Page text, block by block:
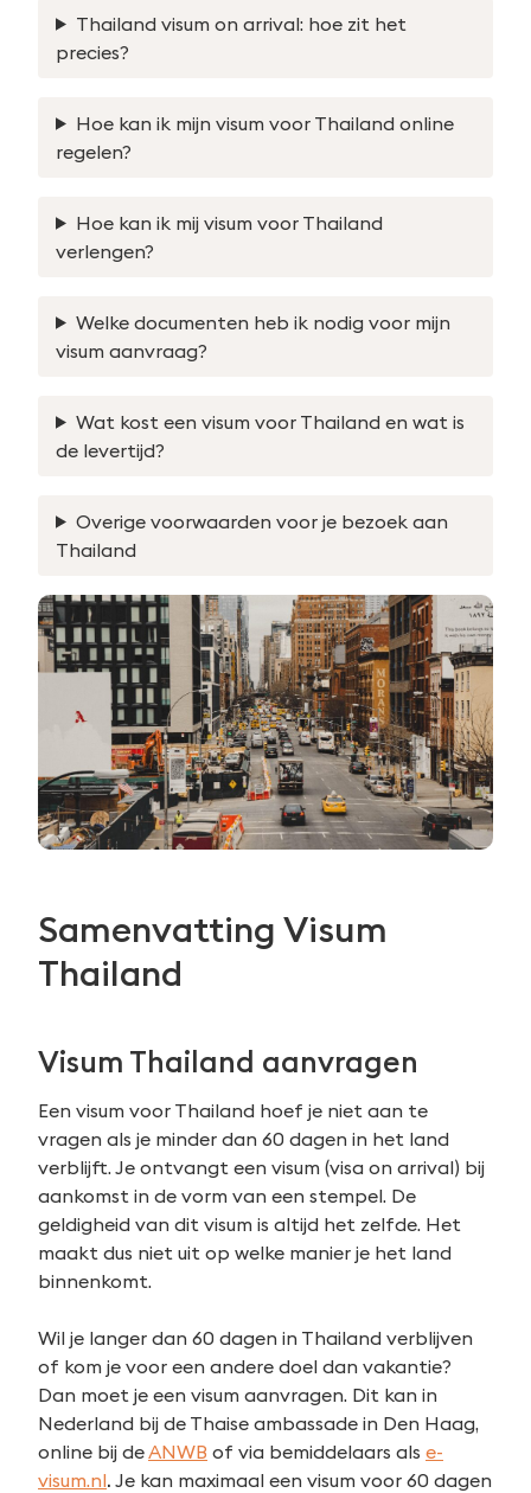
Thailand visum on arrival: hoe zit het
precies?
Hoe kan ik mijn visum voor Thailand online
regelen?
Hoe kan ik mij visum voor Thailand
verlengen?
Welke documenten heb ik nodig voor mijn
visum aanvraag?
Wat kost een visum voor Thailand en wat is
de levertijd?
Overige voorwaarden voor je bezoek aan
Thailand
Samenvatting Visum
Thailand
Visum Thailand aanvragen
Een visum voor Thailand hoef je niet aan te
vragen als je minder dan 60 dagen in het land
verblijft. Je ontvangt een visum (visa on arrival) bij
aankomst in de vorm van een stempel. De
geldigheid van dit visum is altijd het zelfde. Het
maakt dus niet uit op welke manier je het land
binnenkomt.
Wil je langer dan 60 dagen in Thailand verblijven
of kom je voor een andere doel dan vakantie?
Dan moet je een visum aanvragen. Dit kan in
Nederland bij de Thaise ambassade in Den Haag,
online bij deANWB of via bemiddelaars als e-
visum.nl. Je kan maximaal een visum voor 60 dagen